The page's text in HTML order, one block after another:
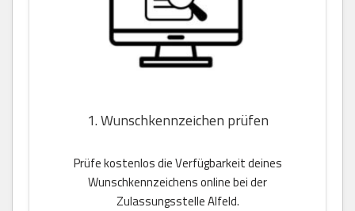
1. Wunschkennzeichen prüfen
Prüfe kostenlos die Verfügbarkeit deines
Wunschkennzeichens online bei der
Zulassungsstelle Alfeld.